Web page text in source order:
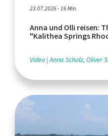
23.07.2026 - 16 Min.
Anna und Olli reisen:
"Kalithea Springs
Video Anna Scholz, Oliver